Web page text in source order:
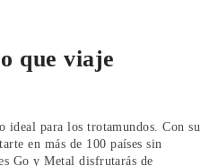
que viaje
ideal para los trotamundos. Con su
en más de 100 países sin
Go y Metal disfrutarás de